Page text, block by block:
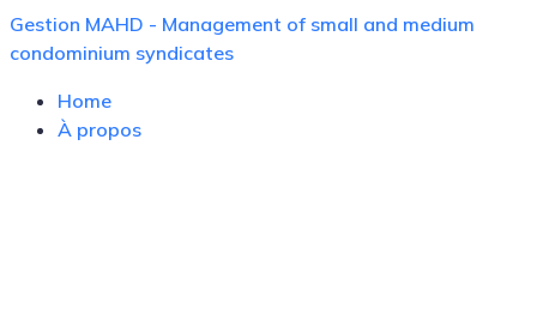
Skip
content
Gestion MAHD - Management of small and medium
condominium syndicates
Home
À propos